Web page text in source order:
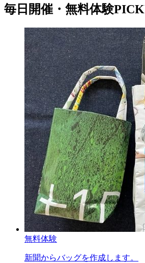
毎日開催・無料体験
無料体験
新聞からバッグを作成します。